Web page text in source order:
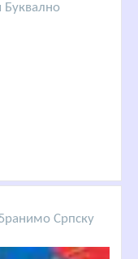
Буквално
Српску